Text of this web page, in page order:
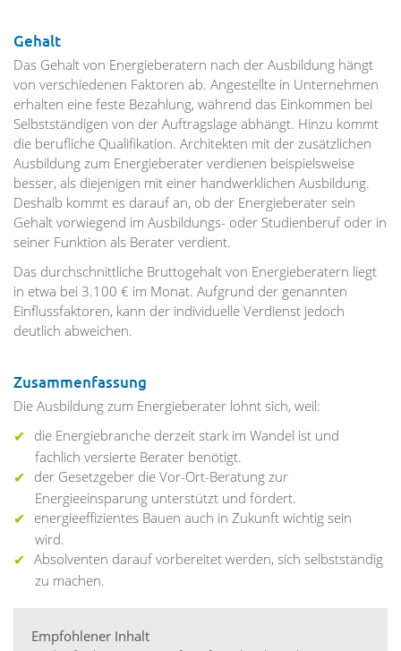
Gehalt
Das Gehalt von Energieberatern nach der Ausbildung hängt
von verschiedenen Faktoren ab. Angestellte in Unternehmen
erhalten eine feste Bezahlung, während das Einkommen bei
Selbstständigen von der Auftragslage abhängt. Hinzu kommt
die berufliche Qualifikation. Architekten mit der zusätzlichen
Ausbildung zum Energieberater verdienen beispielsweise
besser, als diejenigen mit einer handwerklichen Ausbildung.
Deshalb kommt es darauf an, ob der Energieberater sein
Gehalt vorwiegend im Ausbildungs- oder Studienberuf oder in
seiner Funktion als Berater verdient.
Das durchschnittliche Bruttogehalt von Energieberatern liegt
in etwa bei 3.100 € im Monat. Aufgrund der genannten
Einflussfaktoren, kann der individuelle Verdienst jedoch
deutlich abweichen.
Zusammenfassung
Die Ausbildung zum Energieberater lohnt sich, weil:
die Energiebranche derzeit stark im Wandel ist und
fachlich versierte Berater benötigt.
der Gesetzgeber die Vor-Ort-Beratung zur
Energieeinsparung unterstützt und fördert.
energieeffizientes Bauen auch in Zukunft wichtig sein
wird.
Absolventen darauf vorbereitet werden, sich selbstständig
zu machen.
Empfohlener Inhalt